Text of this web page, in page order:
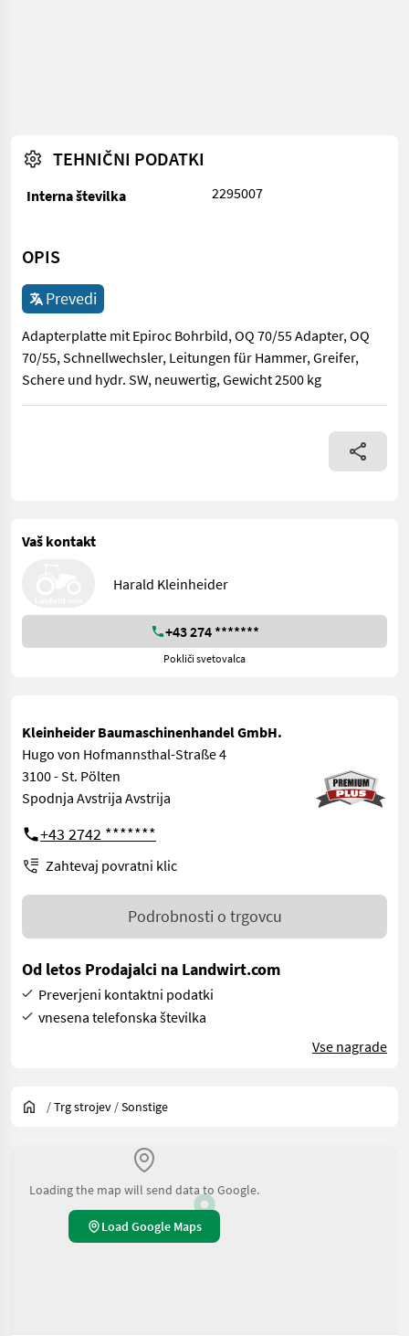
TEHNIČNI PODATKI
Interna številka 2295007
OPIS
Prevedi
Adapterplatte mit Epiroc Bohrbild, OQ 70/55 Adapter, OQ
70/55, Schnellwechsler, Leitungen für Hammer, Greifer,
Schere und hydr. SW, neuwertig, Gewicht 2500 kg
Adapterplatte mit Epiroc Bohrbild, OQ 70/55 Adapter, OQ 70/
Vaš kontakt
Harald Kleinheider
+43 274 *******
Pokliči svetovalca
Kleinheider Baumaschinenhandel GmbH.
Hugo von Hofmannsthal-Straße 4
3100 - St. Pölten
Spodnja Avstrija Avstrija
+43 2742 *******
Zahtevaj povratni klic
Podrobnosti o trgovcu
Od letos Prodajalci na Landwirt.com
Preverjeni kontaktni podatki
vnesena telefonska številka
Vse nagrade
/Trg strojev /Sonstige
Loading the map will send data to Google.
Load Google Maps